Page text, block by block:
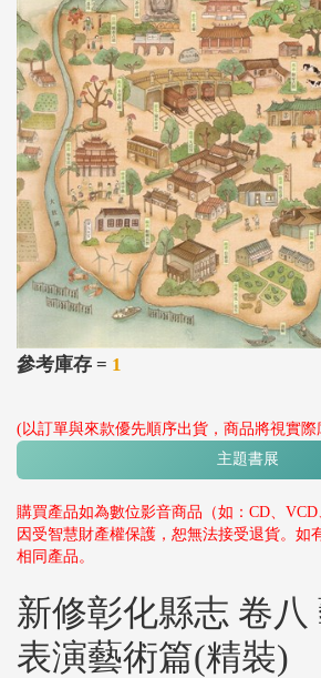
參考庫存 = 1
(以訂單與來款優先順序出貨，商品將視實際
主題書展
購買產品如為數位影音商品（如：CD、VCD
因受智慧財產權保護，恕無法接受退貨。如
相同產品。
新修彰化縣志 卷八
表演藝術篇(精裝)